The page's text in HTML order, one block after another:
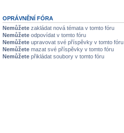
OPRÁVNĚNÍ FÓRA
Nemůžete zakládat nová témata v tomto fóru
Nemůžete odpovídat v tomto fóru
Nemůžete upravovat své příspěvky v tomto fóru
Nemůžete mazat své příspěvky v tomto fóru
Nemůžete přikládat soubory v tomto fóru